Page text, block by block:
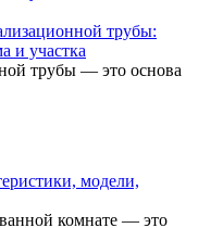
трубы:
и участка
трубы — это основа
модели,
комнате — это